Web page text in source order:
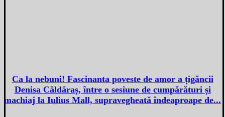
Ca la nebuni! Fascinanta poveste de amor a țigăncii
Denisa Căldăraș, între o sesiune de cumpărături și
machiaj la Iulius Mall, supravegheată îndeaproape de...